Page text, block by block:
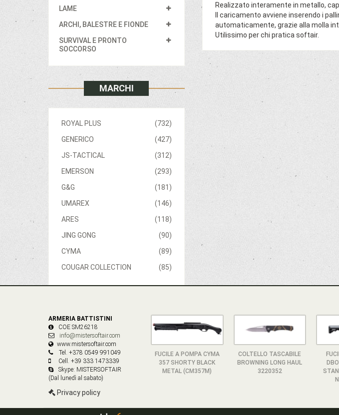
LAME
ARCHI, BALESTRE E FIONDE
SURVIVAL E PRONTO
SOCCORSO
MARCHI
(732)
ROYAL PLUS
(427)
GENERICO
(312)
JS-TACTICAL
(293)
EMERSON
(181)
G&G
(146)
UMAREX
(118)
ARES
(90)
JING GONG
(89)
CYMA
(85)
COUGAR COLLECTION
Realizzato interamente in metallo,
Il caricamento avviene inserendo i
automaticamente, grazie alla molla
Utilissimo per chi pratica softair.
ARMERIA BATTISTINI
COE SM26218
info@mistersoftair.com
www.mistersoftair.com
Tel. +378 0549 991049
Cell. +39 333 1473339
Skype: MISTERSOFTAIR
(Dal lunedì al sabato)
Privacy policy
FUCILE A POMPA CYMA
357 SHORTY BLACK
METAL (CM357M)
COLTELLO TASCABILE
BROWNING LONG HAUL
3220352